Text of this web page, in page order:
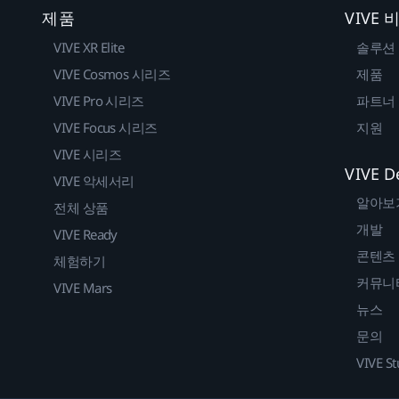
제품
VIVE XR Elite
VIVE Cosmos 시리즈
VIVE Pro 시리즈
VIVE Focus 시리즈
VIVE 시리즈
VIVE 악세서리
전체 상품
VIVE Ready
체험하기
VIVE Mars
VIVE
솔루션
제품
파트너
지원
VIVE
알아보
개발
콘텐츠
커뮤니
뉴스
문의
VIVE